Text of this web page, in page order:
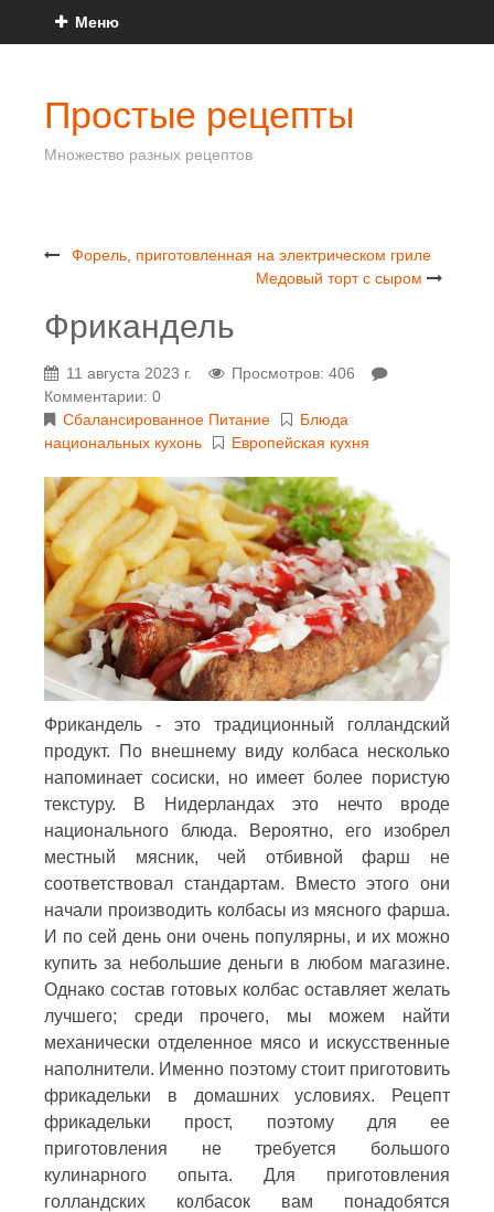
Меню
Простые рецепты
Множество разных рецептов
Форель, приготовленная на электрическом гриле
Медовый торт с сыром
Фрикандель
11 августа 2023 г.
Просмотров: 406
Комментарии: 0
Сбалансированное Питание
Блюда
национальных кухонь
Европейская кухня
Фрикандель - это традиционный голландский
продукт. По внешнему виду колбаса несколько
напоминает сосиски, но имеет более пористую
текстуру. В Нидерландах это нечто вроде
национального блюда. Вероятно, его изобрел
местный мясник, чей отбивной фарш не
соответствовал стандартам. Вместо этого они
начали производить колбасы из мясного фарша.
И по сей день они очень популярны, и их можно
купить за небольшие деньги в любом магазине.
Однако состав готовых колбас оставляет желать
лучшего; среди прочего, мы можем найти
механически отделенное мясо и искусственные
наполнители. Именно поэтому стоит приготовить
фрикадельки в домашних условиях. Рецепт
фрикадельки прост, поэтому для ее
приготовления не требуется большого
кулинарного опыта. Для приготовления
голландских колбасок вам понадобятся